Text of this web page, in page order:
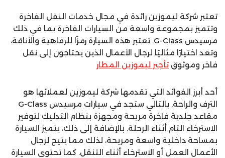
تعتبر شركة ليموزين رائدة في مجال خدمات النقل الفاخرة
وتتميز بمجموعة واسعة من السيارات الفاخرة بما في ذلك
مرسيدس G-Class. تعتبر هذه السيارة رمزًا للرفاهية والأناقة،
وتعد اختيارًا مثاليًا لرجال الأعمال الذين يحتاجون إلى نقل
فاخر وموثوق تأجير ليموزين المطار
أحد أبرز الفوائد التي تقدمها شركة ليموزين لعملائها هو
الترف والراحة. بالتالي ستجد في سيارات مرسيدس G-Class
مقاعد جلدية فاخرة مريحة ومجهزة بنظام التدليك لتوفير
الاسترخاء التام أثناء الرحلة. بالإضافة إلى ذلك، يتميز السيارة
بمساحة داخلية واسعة ومريحة، لذلك مما يتيح لرجال
الأعمال العمل أو الاسترخاء أثناء التنقل. كما تحتوي السيارة